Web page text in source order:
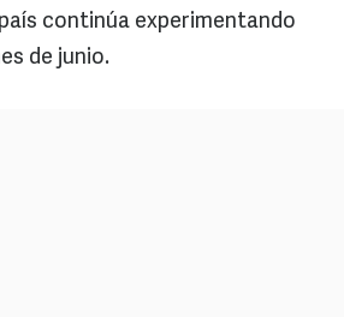
continúa experimentando
de junio.